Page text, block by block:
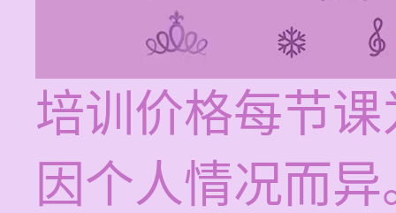
培训价格每节
因个人情况而异